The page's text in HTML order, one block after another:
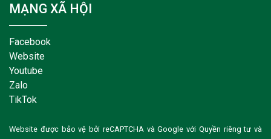
MẠNG XÃ HỘI
Facebook
Website
Youtube
Zalo
TikTok
Website được bảo vệ bởi reCAPTCHA và Google với Quyền riêng tư và